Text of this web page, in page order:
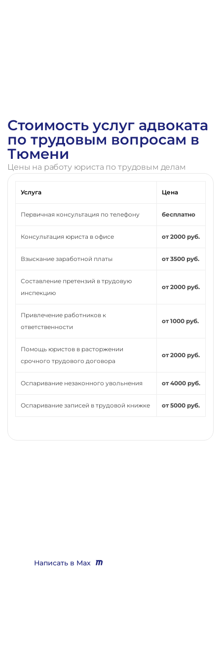
Стоимость услуг адвоката
по трудовым вопросам в
Тюмени
Цены на работу юриста по трудовым делам
Услуга Цена
Первичная консультация по телефону бесплатно
Консультация юриста в офисе от 2000 руб.
Взыскание заработной платы от 3500 руб.
Составление претензий в трудовую
инспекцию
от 2000 руб.
Привлечение работников к
ответственности
от 1000 руб.
Помощь юристов в расторжении
срочного трудового договора
от 2000 руб.
Оспаривание незаконного увольнения от 4000 руб.
Оспаривание записей в трудовой книжке от 5000 руб.
Написать в Max